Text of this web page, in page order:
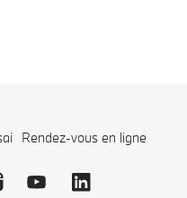
Rendez-vous en ligne